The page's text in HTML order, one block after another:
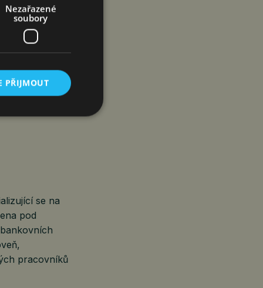
roce 2023
se na
pod
pracovníků
Nezařazené
soubory
PŘIJMOUT